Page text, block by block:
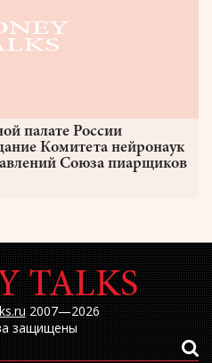
палате России
Комитета нейронаук
Союза пиарщиков
2007—2026
защищены